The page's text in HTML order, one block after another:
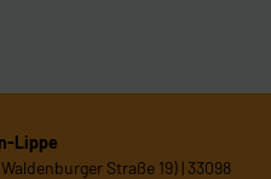
Lippe
Straße 19) | 33098